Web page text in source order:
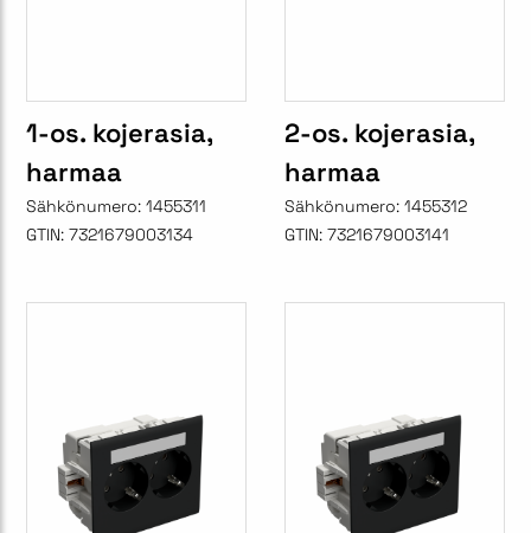
1-os. kojerasia,
harmaa
Sähkönumero: 1455311
GTIN: 7321679003134
2-os. kojerasia,
harmaa
Sähkönumero: 1455312
GTIN: 7321679003141